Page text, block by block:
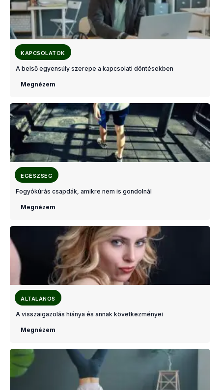
KAPCSOLATOK
A belső egyensúly szerepe a kapcsolati döntésekben
Megnézem
EGÉSZSÉG
Fogyókúrás csapdák, amikre nem is gondolnál
Megnézem
ÁLTALÁNOS
A visszaigazolás hiánya és annak következményei
Megnézem